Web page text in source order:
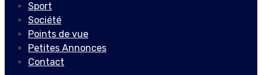
Sport
Société
Points de vue
Petites Annonces
Contact